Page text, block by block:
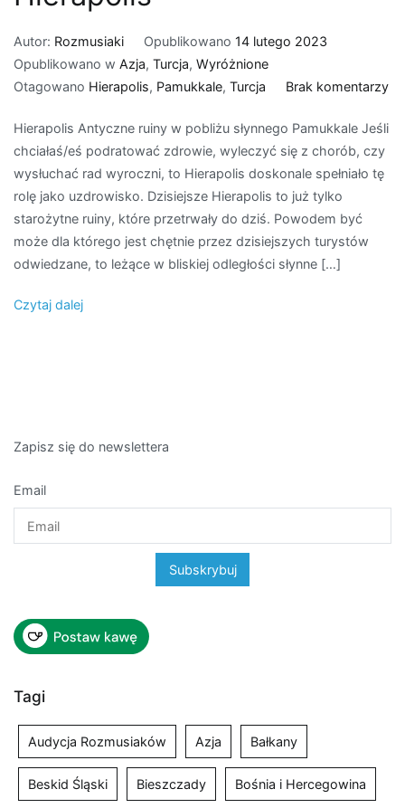
Autor: Rozmusiaki Opublikowano 14 lutego 2023
Opublikowano w Azja, Turcja, Wyróżnione
Otagowano Hierapolis, Pamukkale, Turcja Brak komentarzydo
Hierapolis Antyczne ruiny w pobliżu słynnego Pamukkale Jeśli
chciałaś/eś podratować zdrowie, wyleczyć się z chorób, czy
wysłuchać rad wyroczni, to Hierapolis doskonale spełniało tę
rolę jako uzdrowisko. Dzisiejsze Hierapolis to już tylko
starożytne ruiny, które przetrwały do dziś. Powodem być
może dla którego jest chętnie przez dzisiejszych turystów
odwiedzane, to leżące w bliskiej odległości słynne […]
Czytaj dalej
Zapisz się do newslettera
Email
Tagi
Audycja Rozmusiaków Azja Bałkany
Beskid Śląski Bieszczady Bośnia i Hercegowina